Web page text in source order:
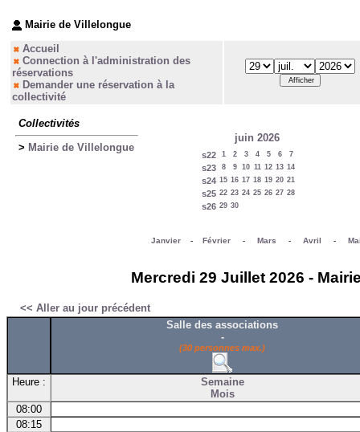
Mairie de Villelongue
Accueil
Connection à l'administration des
réservations
Demander une réservation à la
collectivité
Collectivités
> Mairie de Villelongue
juin 2026
s22 1 2 3 4 5 6 7
s23 8 9 10 11 12 13 14
s24 15 16 17 18 19 20 21
s25 22 23 24 25 26 27 28
s26 29 30
Janvier- Février- Mars - Avril -
Mercredi 29 Juillet 2026 -
<< Aller au jour précédent
Salle des associations
-
(30 personnes max.)
Heure :
Semaine
Mois
08:00
08:15